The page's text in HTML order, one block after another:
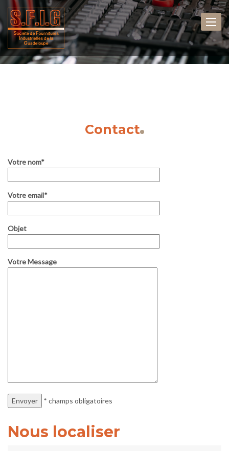
Contact
Votre nom*
Votre email*
Objet
Votre Message
* champs obligatoires
Nous localiser